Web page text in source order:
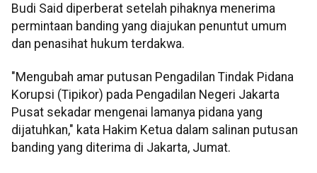
Budi Said diperberat setelah pihaknya menerima
permintaan banding yang diajukan penuntut umum
dan penasihat hukum terdakwa.
"Mengubah amar putusan Pengadilan Tindak Pidana
Korupsi (Tipikor) pada Pengadilan Negeri Jakarta
Pusat sekadar mengenai lamanya pidana yang
dijatuhkan," kata Hakim Ketua dalam salinan putusan
banding yang diterima di Jakarta, Jumat.